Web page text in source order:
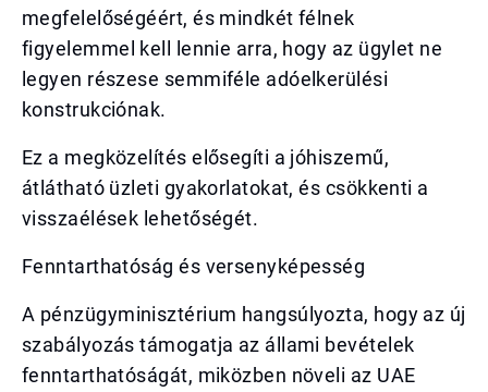
megfelelőségéért, és mindkét félnek
figyelemmel kell lennie arra, hogy az ügylet ne
legyen részese semmiféle adóelkerülési
konstrukciónak.
Ez a megközelítés elősegíti a jóhiszemű,
átlátható üzleti gyakorlatokat, és csökkenti a
visszaélések lehetőségét.
Fenntarthatóság és versenyképesség
A pénzügyminisztérium hangsúlyozta, hogy az új
szabályozás támogatja az állami bevételek
fenntarthatóságát, miközben növeli az UAE